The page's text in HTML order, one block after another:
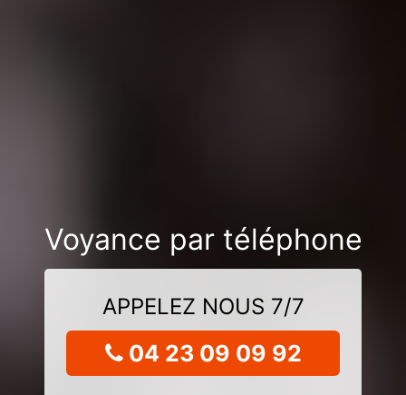
Voyance par téléphone
APPELEZ NOUS 7/7
04 23 09 09 92